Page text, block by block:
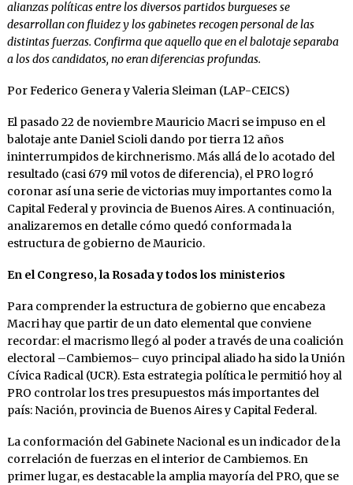
alianzas políticas entre los diversos partidos burgueses se
desarrollan con fluidez y los gabinetes recogen personal de las
distintas fuerzas. Confirma que aquello que en el balotaje separaba
a los dos candidatos, no eran diferencias profundas.
Por Federico Genera y Valeria Sleiman (LAP-CEICS)
El pasado 22 de noviembre Mauricio Macri se impuso en el
balotaje ante Daniel Scioli dando por tierra 12 años
ininterrumpidos de kirchnerismo. Más allá de lo acotado del
resultado (casi 679 mil votos de diferencia), el PRO logró
coronar así una serie de victorias muy importantes como la
Capital Federal y provincia de Buenos Aires. A continuación,
analizaremos en detalle cómo quedó conformada la
estructura de gobierno de Mauricio.
En el Congreso, la Rosada y todos los ministerios
Para comprender la estructura de gobierno que encabeza
Macri hay que partir de un dato elemental que conviene
recordar: el macrismo llegó al poder a través de una coalición
electoral –Cambiemos– cuyo principal aliado ha sido la Unión
Cívica Radical (UCR). Esta estrategia política le permitió hoy al
PRO controlar los tres presupuestos más importantes del
país: Nación, provincia de Buenos Aires y Capital Federal.
La conformación del Gabinete Nacional es un indicador de la
correlación de fuerzas en el interior de Cambiemos. En
primer lugar, es destacable la amplia mayoría del PRO, que se